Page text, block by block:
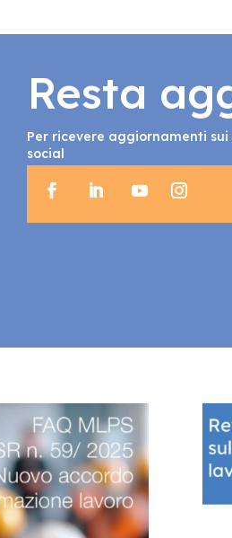
Resta
Per ricevere aggiornamenti
social